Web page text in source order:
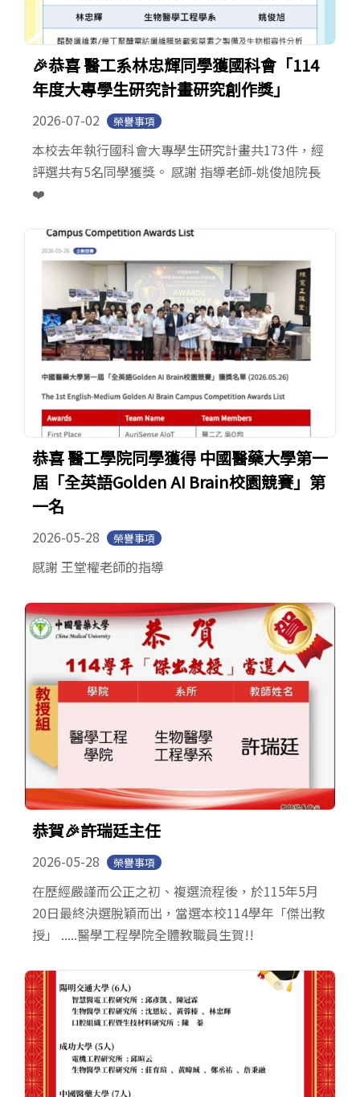
🎉恭喜 醫工系林忠輝同學獲國科會「114
年度大專學生研究計畫研究創作獎」
2026-07-02 榮譽事項
本校去年執行國科會大專學生研究計畫共173件，經
評選共有5名同學獲獎。 感謝 指導老師-姚俊旭院長
❤️
恭喜 醫工學院同學獲得 中國醫藥大學第一
屆「全英語Golden AI Brain校園競賽」第
一名
2026-05-28 榮譽事項
感謝 王堂權老師的指導
恭賀🎉許瑞廷主任
2026-05-28 榮譽事項
在歷經嚴謹而公正之初、複選流程後，於115年5月
20日最終決選脫穎而出，當選本校114學年「傑出教
授」 .....醫學工程學院全體教職員生賀!!